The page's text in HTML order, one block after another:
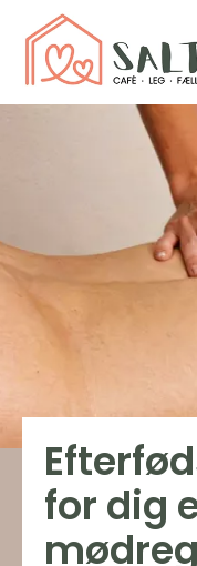
for dig